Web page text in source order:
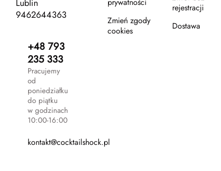
Lublin
9462644363
+48 793
235 333
Pracujemy
od
poniedziałku
do piątku
w godzinach
10:00-16:00
kontakt@cocktailshock.pl
prywatności
Zmień zgody
cookies
rejestracji
Dostawa